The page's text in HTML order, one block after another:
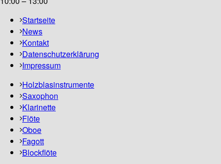
Startseite
News
Kontakt
Datenschutzerklärung
Impressum
Holzblasinstrumente
Saxophon
Klarinette
Flöte
Oboe
Fagott
Blockflöte